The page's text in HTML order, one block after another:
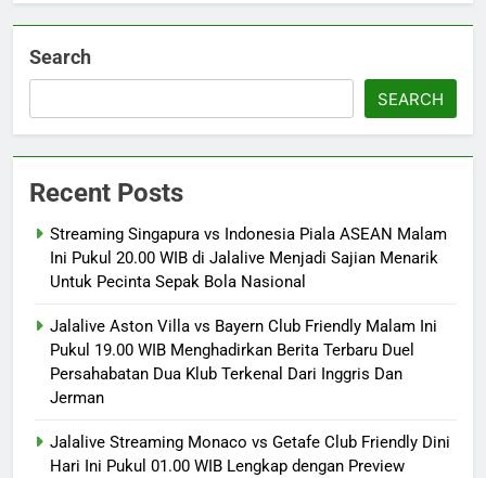
Search
SEARCH
Recent Posts
Streaming Singapura vs Indonesia Piala ASEAN Malam
Ini Pukul 20.00 WIB di Jalalive Menjadi Sajian Menarik
Untuk Pecinta Sepak Bola Nasional
Jalalive Aston Villa vs Bayern Club Friendly Malam Ini
Pukul 19.00 WIB Menghadirkan Berita Terbaru Duel
Persahabatan Dua Klub Terkenal Dari Inggris Dan
Jerman
Jalalive Streaming Monaco vs Getafe Club Friendly Dini
Hari Ini Pukul 01.00 WIB Lengkap dengan Preview